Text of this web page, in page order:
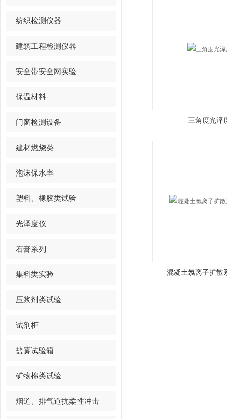
纺织检测仪器
建筑工程检测仪器
安全带安全网实验
保温材料
门窗检测设备
建材燃烧类
泡沫保水率
塑料、橡胶类试验
光泽度仪
石膏系列
集料类实验
压浆剂类试验
试剂柜
盐雾试验箱
矿物棉类试验
烟道、排气道抗柔性冲击
三角度光泽
混凝土氯离子扩散